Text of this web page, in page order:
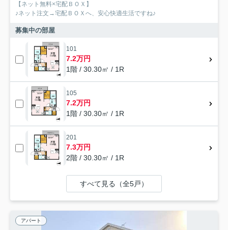
【ネット無料×宅配ＢＯＸ】
♪ネット注文→宅配ＢＯＸへ、安心快適生活ですね♪
募集中の部屋
101
7.2万円
1階 / 30.30㎡ / 1R
105
7.2万円
1階 / 30.30㎡ / 1R
201
7.3万円
2階 / 30.30㎡ / 1R
すべて見る（全5戸）
アパート